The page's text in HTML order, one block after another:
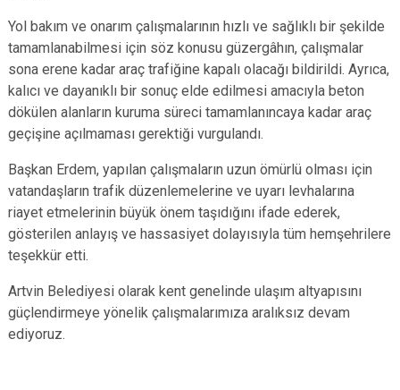
Yol bakım ve onarım çalışmalarının hızlı ve sağlıklı bir şekilde
tamamlanabilmesi için söz konusu güzergâhın, çalışmalar
sona erene kadar araç trafiğine kapalı olacağı bildirildi. Ayrıca,
kalıcı ve dayanıklı bir sonuç elde edilmesi amacıyla beton
dökülen alanların kuruma süreci tamamlanıncaya kadar araç
geçişine açılmaması gerektiği vurgulandı.
Başkan Erdem, yapılan çalışmaların uzun ömürlü olması için
vatandaşların trafik düzenlemelerine ve uyarı levhalarına
riayet etmelerinin büyük önem taşıdığını ifade ederek,
gösterilen anlayış ve hassasiyet dolayısıyla tüm hemşehrilere
teşekkür etti.
Artvin Belediyesi olarak kent genelinde ulaşım altyapısını
güçlendirmeye yönelik çalışmalarımıza aralıksız devam
ediyoruz.